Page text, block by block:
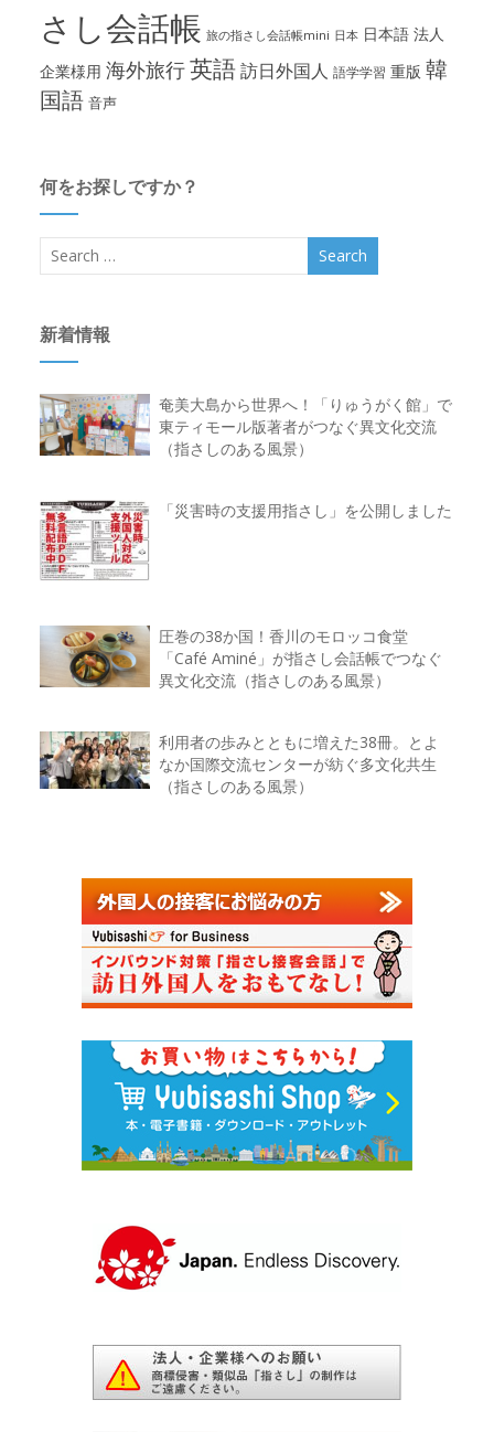
さし会話帳 旅の指さし会話帳mini 日本 日本語 法人
企業様用 海外旅行英語訪日外国人 語学学習 重版 韓
国語 音声
何をお探しですか？
新着情報
奄美大島から世界へ！「りゅうがく館」で
東ティモール版著者がつなぐ異文化交流
（指さしのある風景）
「災害時の支援用指さし」を公開しました
圧巻の38か国！香川のモロッコ食堂
「Café Aminé」が指さし会話帳でつなぐ
異文化交流（指さしのある風景）
利用者の歩みとともに増えた38冊。とよ
なか国際交流センターが紡ぐ多文化共生
（指さしのある風景）